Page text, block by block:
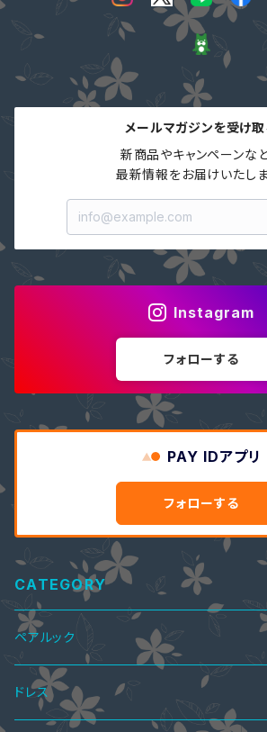
メールマガジンを受け取
新商品やキャンペーンな
最新情報をお届けいたしま
Instagram
フォローする
PAY IDアプリ
フォローする
CATEGORY
ペアルック
ペアTシャツ
ドレス